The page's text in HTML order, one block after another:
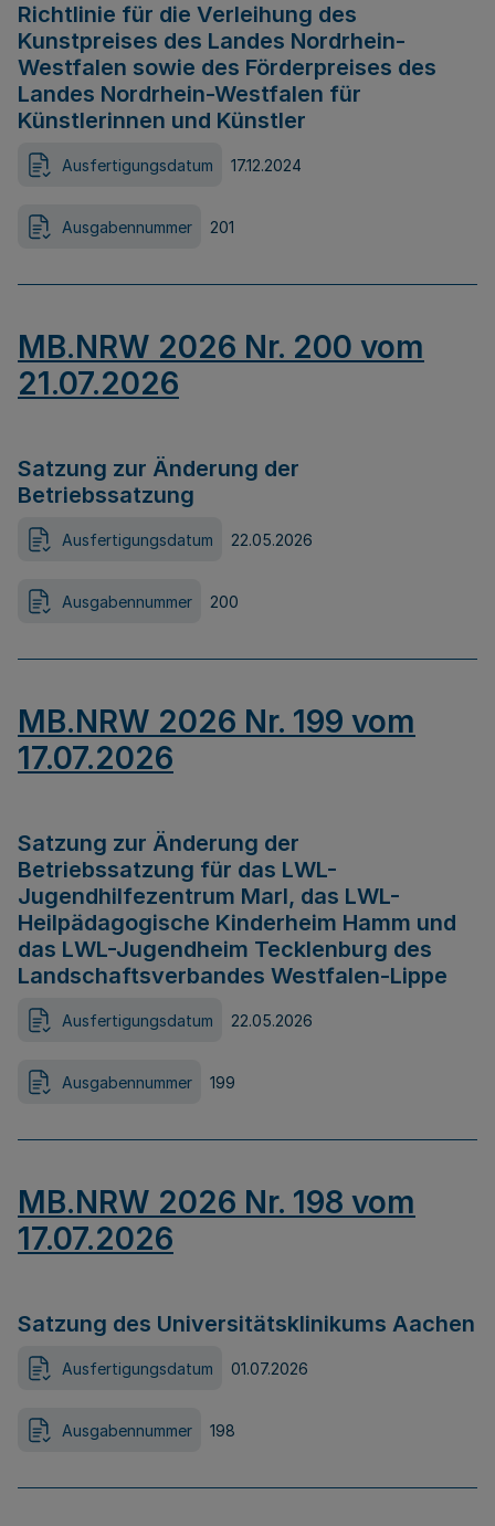
Richtlinie für die Verleihung des
Kunstpreises des Landes Nordrhein-
Westfalen sowie des Förderpreises des
Landes Nordrhein-Westfalen für
Künstlerinnen und Künstler
Ausfertigungsdatum 17.12.2024
Ausgabennummer 201
MB.NRW 2026 Nr. 200 vom
21.07.2026
Satzung zur Änderung der
Betriebssatzung
Ausfertigungsdatum 22.05.2026
Ausgabennummer 200
MB.NRW 2026 Nr. 199 vom
17.07.2026
Satzung zur Änderung der
Betriebssatzung für das LWL-
Jugendhilfezentrum Marl, das LWL-
Heilpädagogische Kinderheim Hamm und
das LWL-Jugendheim Tecklenburg des
Landschaftsverbandes Westfalen-Lippe
Ausfertigungsdatum 22.05.2026
Ausgabennummer 199
MB.NRW 2026 Nr. 198 vom
17.07.2026
Satzung des Universitätsklinikums Aachen
Ausfertigungsdatum 01.07.2026
Ausgabennummer 198